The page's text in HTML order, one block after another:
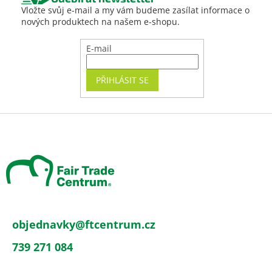
Vložte svůj e-mail a my vám budeme zasílat informace o
nových produktech na našem e-shopu.
E-mail
PŘIHLÁSIT SE
objednavky@ftcentrum.cz
739 271 084